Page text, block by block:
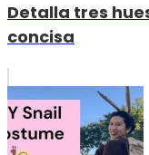
Detalla tres
concisa